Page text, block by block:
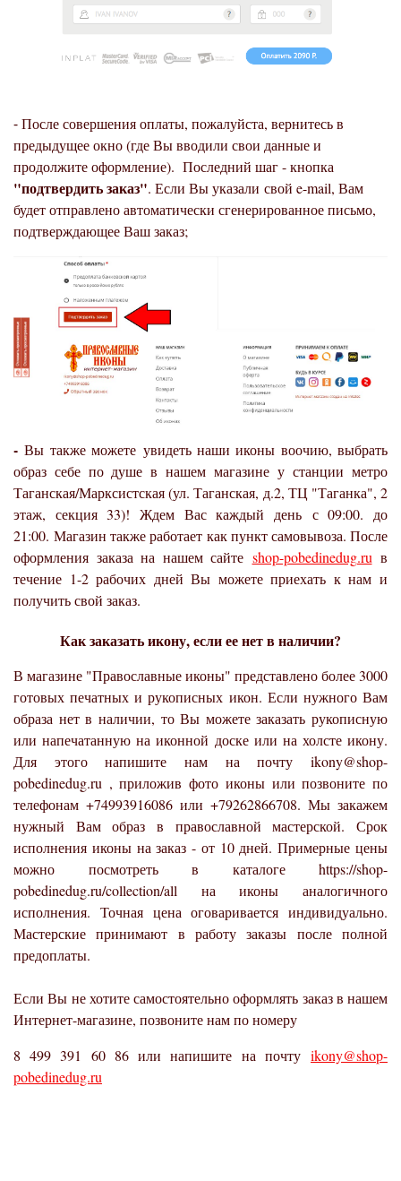
⁃ После совершения оплаты, пожалуйста, вернитесь в
предыдущее окно (где Вы вводили свои данные и
продолжите оформление). Последний шаг - кнопка
"подтвердить заказ". Если Вы указали свой e-mail, Вам
будет отправлено автоматически сгенерированное письмо,
подтверждающее Ваш заказ;
- Вы также можете увидеть наши иконы воочию, выбрать
образ себе по душе в нашем магазинеу станции метро
Таганская/Марксистская (ул. Таганская, д.2, ТЦ "Таганка", 2
этаж, секция 33)! Ждем Вас каждый день с 09:00. до
21:00.Магазин также работает как пункт самовывоза. После
оформления заказа на нашем сайте shop-pobedinedug.ru в
течение 1-2 рабочих дней Вы можете приехать к нам и
получить свой заказ.
Как заказать икону, если ее нет в наличии?
В магазине "Православные иконы" представлено более 3000
готовых печатных и рукописных икон. Если нужного Вам
образа нет в наличии, то Вы можете заказать рукописную
или напечатанную на иконной доске или на холсте икону.
Для этого напишите нам на почту ikony@shop-
pobedinedug.ru , приложив фото иконы или позвоните по
телефонам +74993916086 или +79262866708. Мы закажем
нужный Вам образ в православной мастерской. Срок
исполнения иконы на заказ - от 10 дней. Примерные цены
можно посмотреть в каталоге https://shop-
pobedinedug.ru/collection/all на иконы аналогичного
исполнения. Точная цена оговаривается индивидуально.
Мастерские принимают в работу заказы после полной
предоплаты.
Если Вы не хотите самостоятельно оформлять заказ в нашем
Интернет-магазине, позвоните нам по номеру
8 499 391 60 86 или напишите на почту ikony@shop-
pobedinedug.ru